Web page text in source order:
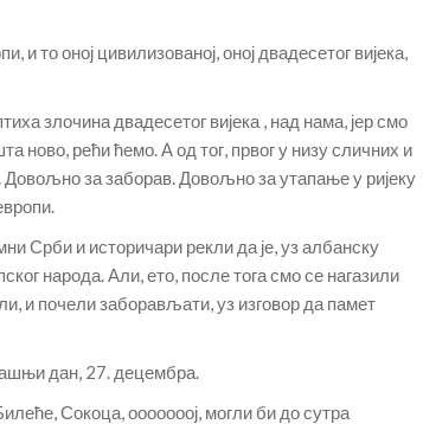
и то оној цивилизованој, оној двадесетог вијека,
злочина двадесетог вијека , над нама, јер смо
ново, рећи ћемо. А од тог, првог у низу сличних и
Довољно за заборав. Довољно за утапање у ријеку
Срби и историчари рекли да је, уз албанску
народа. Али, ето, после тога смо се нагазили
и почели заборављати, уз изговор да памет
дан, 27. децембра.
Сокоца, ооооооој, могли би до сутра